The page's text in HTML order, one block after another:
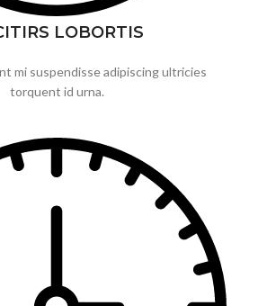
LOBORTIS
mi suspendisse adipiscing ultricies
torquent id urna.